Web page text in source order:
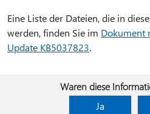
Eine Liste der Dateien, die in
werden, finden Sie im Dokument
Update KB5037823.
Waren diese
Ja